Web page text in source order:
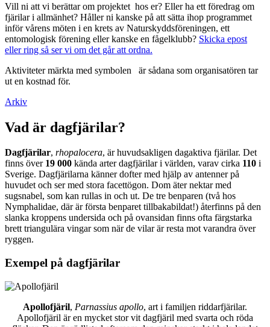
Vill ni att vi berättar om projektet hos er? Eller ha ett föredrag om
fjärilar i allmänhet? Håller ni kanske på att sätta ihop programmet
inför vårens möten i en krets av Naturskyddsföreningen, ett
entomologisk förening eller kanske en fågelklubb? Skicka epost
eller ring så ser vi om det går att ordna.
Aktiviteter märkta med symbolen
är sådana som organisatören tar
ut en kostnad för.
Arkiv
Vad är dagfjärilar?
Dagfjärilar, rhopalocera, är huvudsakligen dagaktiva fjärilar. Det
finns över 19 000 kända arter dagfjärilar i världen, varav cirka 110 i
Sverige. Dagfjärilarna känner dofter med hjälp av antenner på
huvudet och ser med stora facettögon. Dom äter nektar med
sugsnabel, som kan rullas in och ut. De tre benparen (två hos
Nymphalidae, där är första benparet tillbakabildat!) återfinns på den
slanka kroppens undersida och på ovansidan finns ofta färgstarka
brett triangulära vingar som när de vilar är resta mot varandra över
ryggen.
Exempel på dagfjärilar
Apollofjäril, Parnassius apollo, art i familjen riddarfjärilar.
Apollofjäril är en mycket stor vit dagfjäril med svarta och röda